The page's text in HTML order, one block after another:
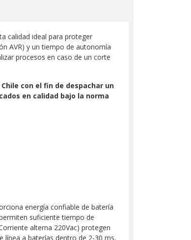
calidad ideal para proteger
AVR) y un tiempo de autonomía
procesos en caso de un corte
con el fin de despachar un
en calidad bajo la norma
energía confiable de batería
suficiente tiempo de
alterna 220Vac) protegen
línea a baterías dentro de 2-30 ms,